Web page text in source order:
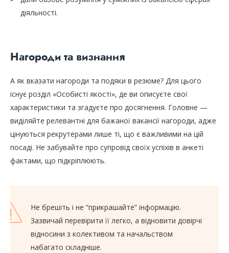
діяльності.
Нагороди та визнання
А як вказати нагороди та подяки в резюме? Для цього
існує розділ «Особисті якості», де ви описуєте свої
характеристики та згадуєте про досягнення. Головне —
виділяйте релевантні для бажаної вакансії нагороди, адже
цінуються рекрутерами лише ті, що є важливими на цій
посаді. Не забувайте про супровід своїх успіхів в анкеті
фактами, що підкріплюють.
Не брешіть і не “прикрашайте” інформацію.
Зазвичай перевірити її легко, а відновити довірчі
відносини з колективом та начальством
набагато складніше.